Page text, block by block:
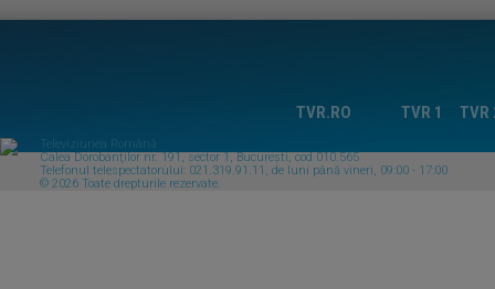
TVR
TVR 1
TVR.RO
Televiziunea Română
Calea Dorobanţilor nr. 191, sector 1, Bucureşti, cod 010.565
Telefonul telespectatorului: 021.319.91.11, de luni până vineri, 09:00 - 17:00
© 2026 Toate drepturile rezervate.